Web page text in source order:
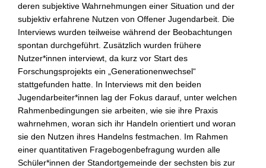
deren subjektive Wahrnehmungen einer Situation und der
subjektiv erfahrene Nutzen von Offener Jugendarbeit. Die
Interviews wurden teilweise während der Beobachtungen
spontan durchgeführt. Zusätzlich wurden frühere
Nutzer*innen interviewt, da kurz vor Start des
Forschungsprojekts ein „Generationenwechsel“
stattgefunden hatte. In Interviews mit den beiden
Jugendarbeiter*innen lag der Fokus darauf, unter welchen
Rahmenbedingungen sie arbeiten, wie sie ihre Praxis
wahrnehmen, woran sich ihr Handeln orientiert und woran
sie den Nutzen ihres Handelns festmachen. Im Rahmen
einer quantitativen Fragebogenbefragung wurden alle
Schüler*innen der Standortgemeinde der sechsten bis zur